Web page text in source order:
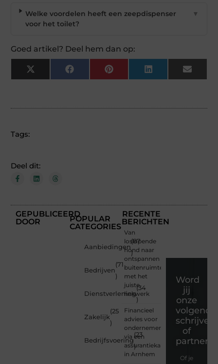
Welke voordelen heeft een zeepdispenser
voor het toilet?
▼
Goed artikel? Deel hem dan op:
X
(Twitter)
Facebook Pinterest LinkedIn Email
Tags:
Deel dit:
GEPUBLICEERD
DOOR
POPULAR
CATEGORIES
Aanbiedingen
(87
)
Bedrijven
(71
)
Dienstverlening
(34
)
Zakelijk
(25
)
Bedrijfsvoering
(23
)
RECENTE
BERICHTEN
Van
loslopende
hond naar
ontspannen
buitenruimte
met het
juiste
hekwerk
Financieel
advies voor
ondernemers
via een
assurantiekantoor
in Arnhem
Word
jij
onze
volgende
schrijver
of
partner?
Of je